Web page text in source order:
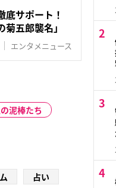
サポート！
五郎襲名」
エンタメニュース
泥棒たち
占い